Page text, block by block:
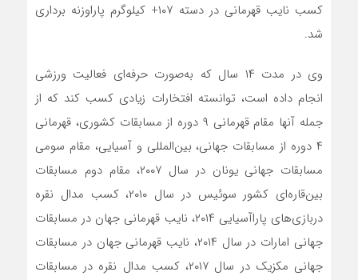
کسب نایب قهرمانی در دسته ۱۰۷+ کیلوگرم پاراوزنه برداری
شد.
وی در مدت ۱۴ سال که به‌صورت حرفه‌ای فعالیت ورزشی
انجام داده است، توانسته افتخارات زیادی کسب کند که از
جمله آنها مقام قهرمانی ۹ دوره از مسابقات کشوری، قهرمانی
۴ دوره از مسابقات جهانی، بین‌المللی و آسیایی، مقام سومی
مسابقات جهانی یونان در سال ۲۰۰۷، مقام دوم مسابقات
بین‌قاره‌ای کشور سوئیس در سال ۲۰۱۰، کسب مدال نقره
دربازی‌های پاراآسیایی ۲۰۱۴، نایب قهرمانی جهان در مسابقات
جهانی امارات در سال ۲۰۱۴، نایب قهرمانی جهان در مسابقات
جهانی مکزیک در سال ۲۰۱۷، کسب مدال نقره در مسابقات